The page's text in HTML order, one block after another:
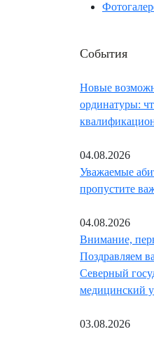
События
Новые
ординатуры:
04.08.2026
Уважаемые
пропустите
04.08.2026
Внимание,
Поздравляем
Северный
медицинский
03.08.2026